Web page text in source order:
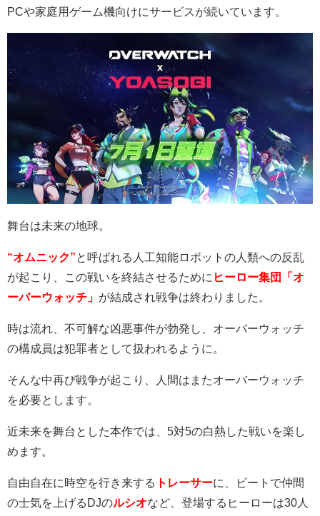
PCや家庭用ゲーム機向けにサービスが続いています。
舞台は未来の地球。
“オムニック”と呼ばれる人工知能ロボットの人類への反乱
が起こり、この戦いを終結させるために ヒーロー集団「オ
ーバーウォッチ」 が結成され戦争は終わりました。
時は流れ、不可解な凶悪事件が勃発し、オーバーウォッチ
の構成員は犯罪者として扱われるように。
そんな中再び戦争が起こり、人間はまたオーバーウォッチ
を必要とします。
近未来を舞台とした本作では、 5対5の白熱した戦いを楽し
めます。
自由自在に時空を行き来する トレーサーに、ビートで仲間
の士気を上げる DJのルシオなど、登場するヒーローは30 人